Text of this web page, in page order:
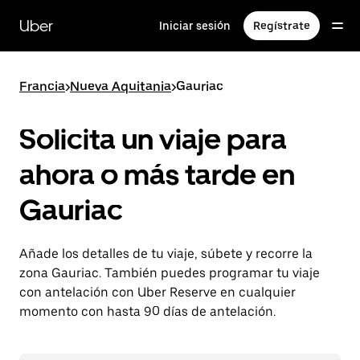
contenido
principal
Uber Iniciar sesión Regístrate
Francia>Nueva Aquitania>Gauriac
Solicita un viaje para
ahora o más tarde en
Gauriac
Añade los detalles de tu viaje, súbete y recorre la
zona Gauriac. También puedes programar tu viaje
con antelación con Uber Reserve en cualquier
momento con hasta 90 días de antelación.